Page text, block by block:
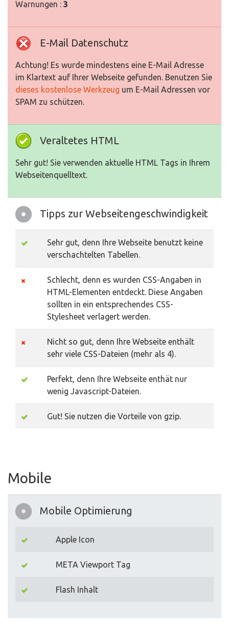
Warnungen : 3
E-Mail Datenschutz
Achtung! Es wurde mindestens eine E-Mail Adresse
im Klartext auf Ihrer Webseite gefunden. Benutzen Sie
dieses kostenlose Werkzeug um E-Mail Adressen vor
SPAM zu schützen.
Veraltetes HTML
Sehr gut! Sie verwenden aktuelle HTML Tags in Ihrem
Webseitenquelltext.
Tipps zur Webseitengeschwindigkeit
Sehr gut, denn Ihre Webseite benutzt keine
verschachtelten Tabellen.
Schlecht, denn es wurden CSS-Angaben in
HTML-Elementen entdeckt. Diese Angaben
sollten in ein entsprechendes CSS-
Stylesheet verlagert werden.
Nicht so gut, denn Ihre Webseite enthält
sehr viele CSS-Dateien (mehr als 4).
Perfekt, denn Ihre Webseite enthät nur
wenig Javascript-Dateien.
Gut! Sie nutzen die Vorteile von gzip.
Mobile
Mobile Optimierung
Apple Icon
META Viewport Tag
Flash Inhalt